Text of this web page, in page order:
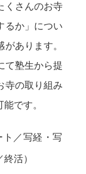
くさんのお寺
るか」につい
あります。
て塾生から提
寺の取り組み
です。
／写経・写
活）